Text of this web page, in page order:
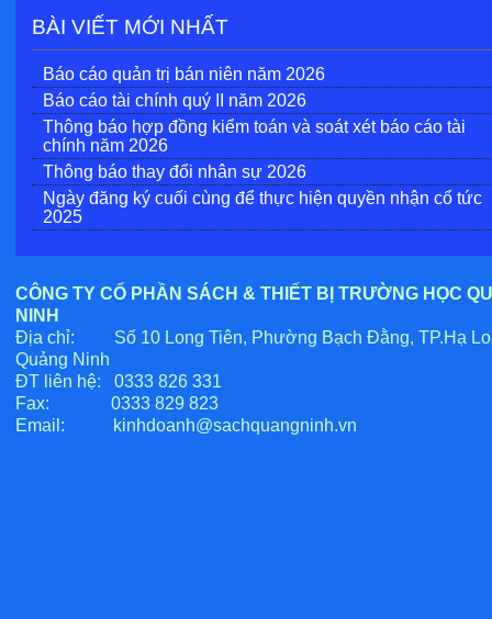
BÀI VIẾT MỚI NHẤT
Báo cáo quản trị bán niên năm 2026
Báo cáo tài chính quý II năm 2026
Thông báo hợp đồng kiểm toán và soát xét báo cáo tài
chính năm 2026
Thông báo thay đổi nhân sự 2026
Ngày đăng ký cuối cùng để thực hiện quyền nhận cổ tức
2025
CÔNG TY CỔ PHẦN SÁCH & THIẾT BỊ TRƯỜNG HỌC
NINH
Địa chỉ: Số 10 Long Tiên, Phường Bạch Đằng, TP.Hạ
Quảng Ninh
ĐT liên hệ: 0333 826 331
Fax: 0333 829 823
Email:
kinhdoanh@sachquangninh.vn